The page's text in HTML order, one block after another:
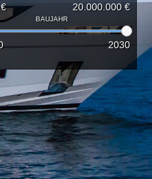
20.000.000 €
BAUJAHR
2030